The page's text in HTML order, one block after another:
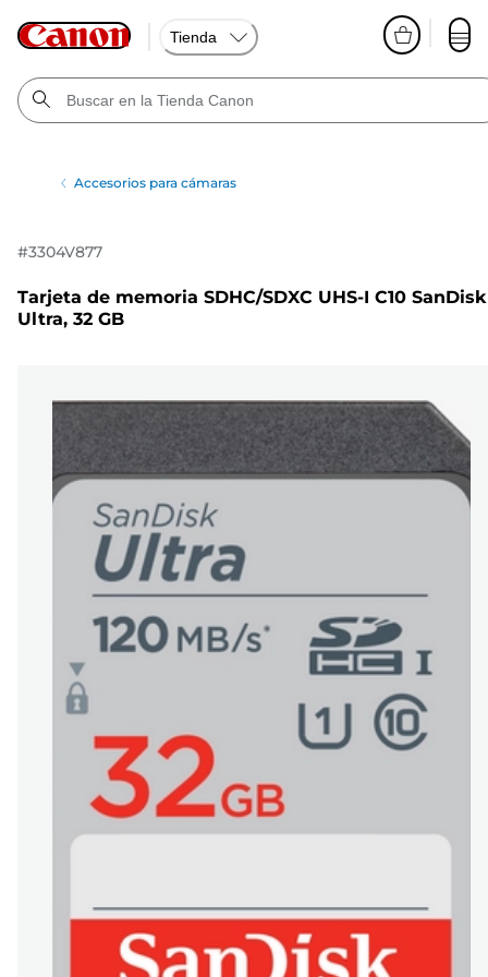
Tienda
Accesorios para cámaras
#3304V877
Tarjeta de memoria SDHC/SDXC UHS-I C10 SanDisk
Ultra, 32 GB